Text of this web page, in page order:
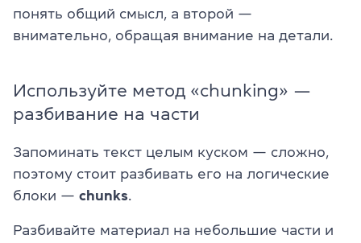
понять общий смысл, а второй —
внимательно, обращая внимание на детали.
Используйте метод «chunking» —
разбивание на части
Запоминать текст целым куском — сложно,
поэтому стоит разбивать его на логические
блоки — chunks
Разбивайте материал на небольшие части и